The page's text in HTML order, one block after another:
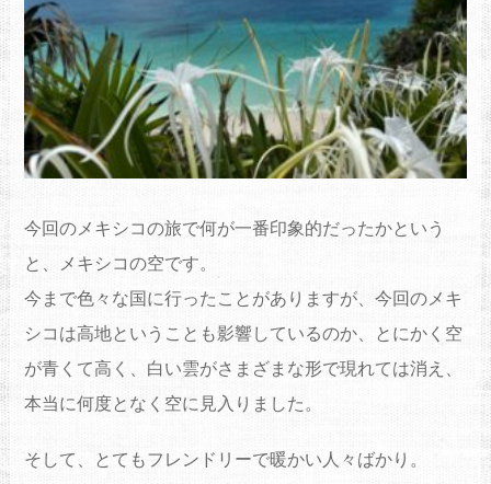
今回のメキシコの旅で何が一番印象的だったかという
と、メキシコの空です。
今まで色々な国に行ったことがありますが、今回のメキ
シコは高地ということも影響しているのか、とにかく空
が青くて高く、白い雲がさまざまな形で現れては消え、
本当に何度となく空に見入りました。
そして、とてもフレンドリーで暖かい人々ばかり。